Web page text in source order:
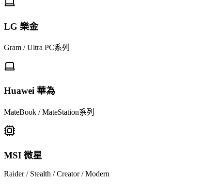
LG 樂金
Gram / Ultra PC系列
Huawei 華為
MateBook / MateStation系列
MSI 微星
Raider / Stealth / Creator / Modern